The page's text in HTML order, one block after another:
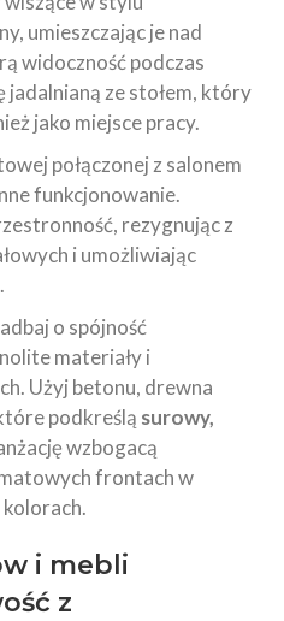
umieszczając je nad
widoczność podczas
ze stołem, który
jako miejsce pracy.
połączonej z salonem
funkcjonowanie.
rezygnując z
i umożliwiając
o spójność
materiały i
Użyj betonu, drewna
podkreślą surowy,
wzbogacą
frontach w
i mebli
z